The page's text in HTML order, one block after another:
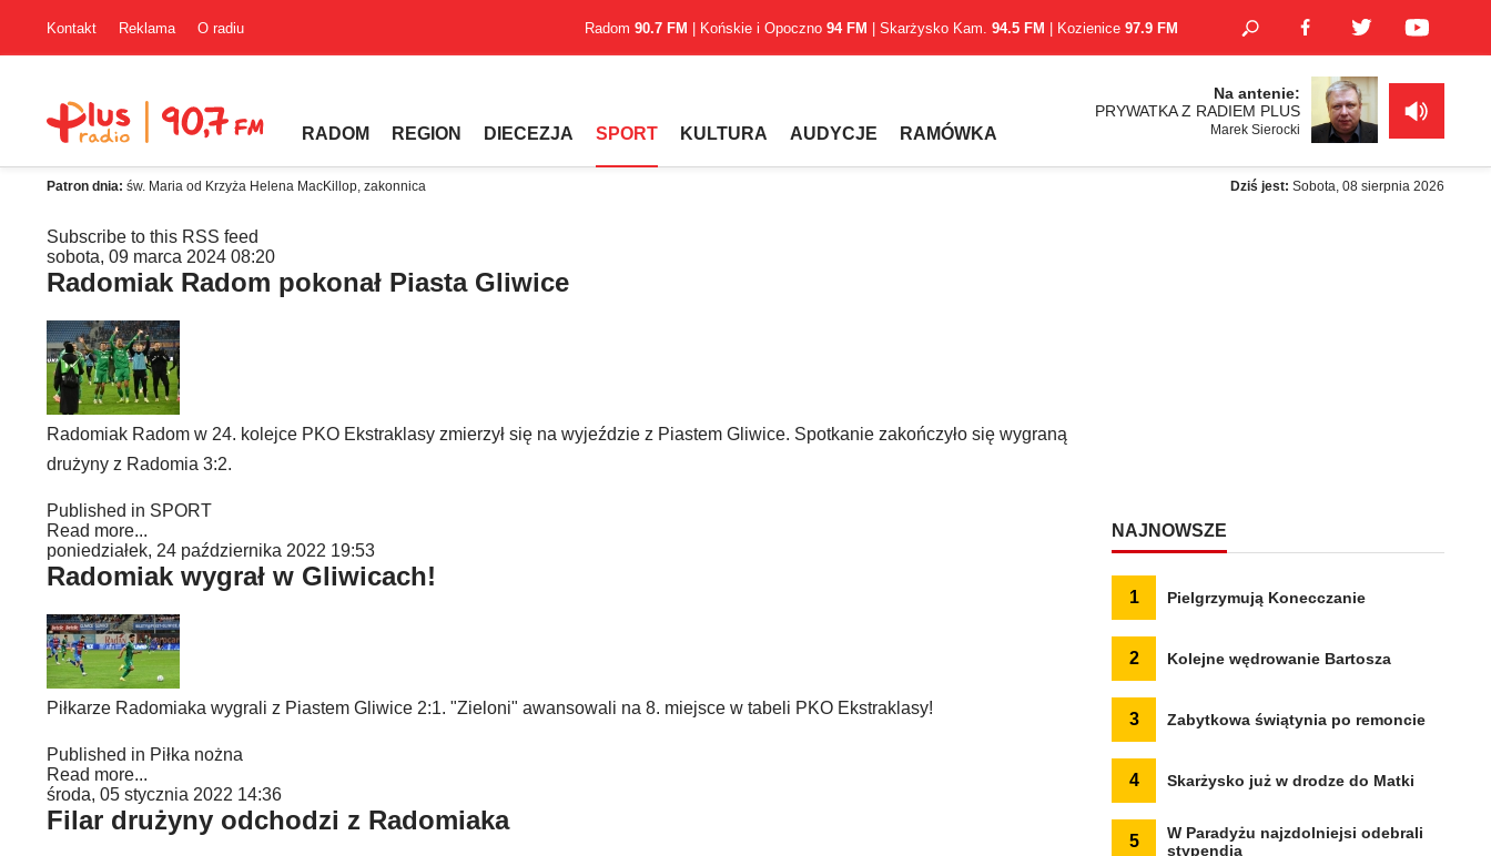
Kontakt Reklama O radiu Radom 90.7 FM | Końskie i Opoczno 94 FM | Skarżysko Kam. 94.5 FM | Kozienice 97.9 FM
RADOM REGION DIECEZJA SPORT KULTURA AUDYCJE RAMÓWKA
Na antenie:
PRYWATKA Z RADIEM PLUS
Marek Sierocki
Patron dnia: św. Maria od Krzyża Helena MacKillop, zakonnica Dziś jest: Sobota, 08 sierpnia 2026
Subscribe to this RSS feed
sobota, 09 marca 2024 08:20
Radomiak Radom pokonał Piasta Gliwice
Radomiak Radom w 24. kolejce PKO Ekstraklasy zmierzył się na wyjeździe z Piastem Gliwice. Spotkanie zakończyło się wygraną
drużyny z Radomia 3:2.
Published in SPORT
Read more...
poniedziałek, 24 października 2022 19:53
Radomiak wygrał w Gliwicach!
Piłkarze Radomiaka wygrali z Piastem Gliwice 2:1. "Zieloni" awansowali na 8. miejsce w tabeli PKO Ekstraklasy!
Published in Piłka nożna
Read more...
środa, 05 stycznia 2022 14:36
Filar drużyny odchodzi z Radomiaka
NAJNOWSZE
1 Pielgrzymują Konecczanie
2 Kolejne wędrowanie Bartosza
3 Zabytkowa świątynia po remoncie
4 Skarżysko już w drodze do Matki
5
W Paradyżu najzdolniejsi odebrali
stypendia